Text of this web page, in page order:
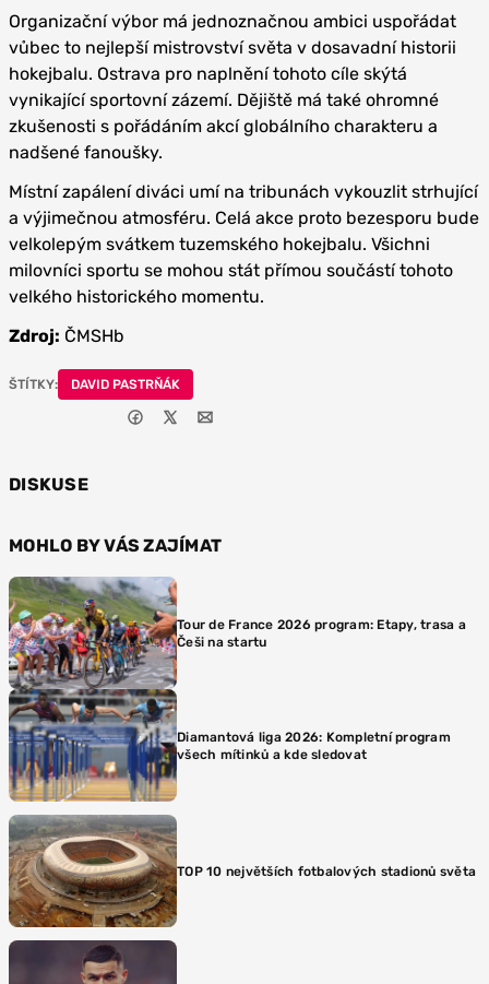
Organizační výbor má jednoznačnou ambici uspořádat
vůbec to nejlepší mistrovství světa v dosavadní historii
hokejbalu. Ostrava pro naplnění tohoto cíle skýtá
vynikající sportovní zázemí. Dějiště má také ohromné
zkušenosti s pořádáním akcí globálního charakteru a
nadšené fanoušky.
Místní zapálení diváci umí na tribunách vykouzlit strhující
a výjimečnou atmosféru. Celá akce proto bezesporu bude
velkolepým svátkem tuzemského hokejbalu. Všichni
milovníci sportu se mohou stát přímou součástí tohoto
velkého historického momentu.
Zdroj: ČMSHb
ŠTÍTKY: DAVID PASTRŇÁK
DISKUSE
MOHLO BY VÁS ZAJÍMAT
Tour de France 2026 program: Etapy, trasa a
Češi na startu
Diamantová liga 2026: Kompletní program
všech mítinků a kde sledovat
TOP 10 největších fotbalových stadionů světa